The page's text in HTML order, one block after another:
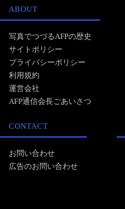
ABOUT
写真でつづるAFPの歴史
サイトポリシー
プライバシーポリシー
利用規約
運営会社
AFP通信会長ごあいさつ
CONTACT
お問い合わせ
広告のお問い合わせ